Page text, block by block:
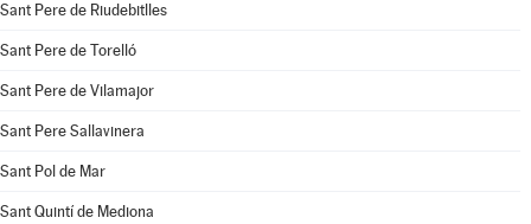
Sant Pere de Riudebitlles
Sant Pere de Torelló
Sant Pere de Vilamajor
Sant Pere Sallavinera
Sant Pol de Mar
Sant Quintí de Mediona